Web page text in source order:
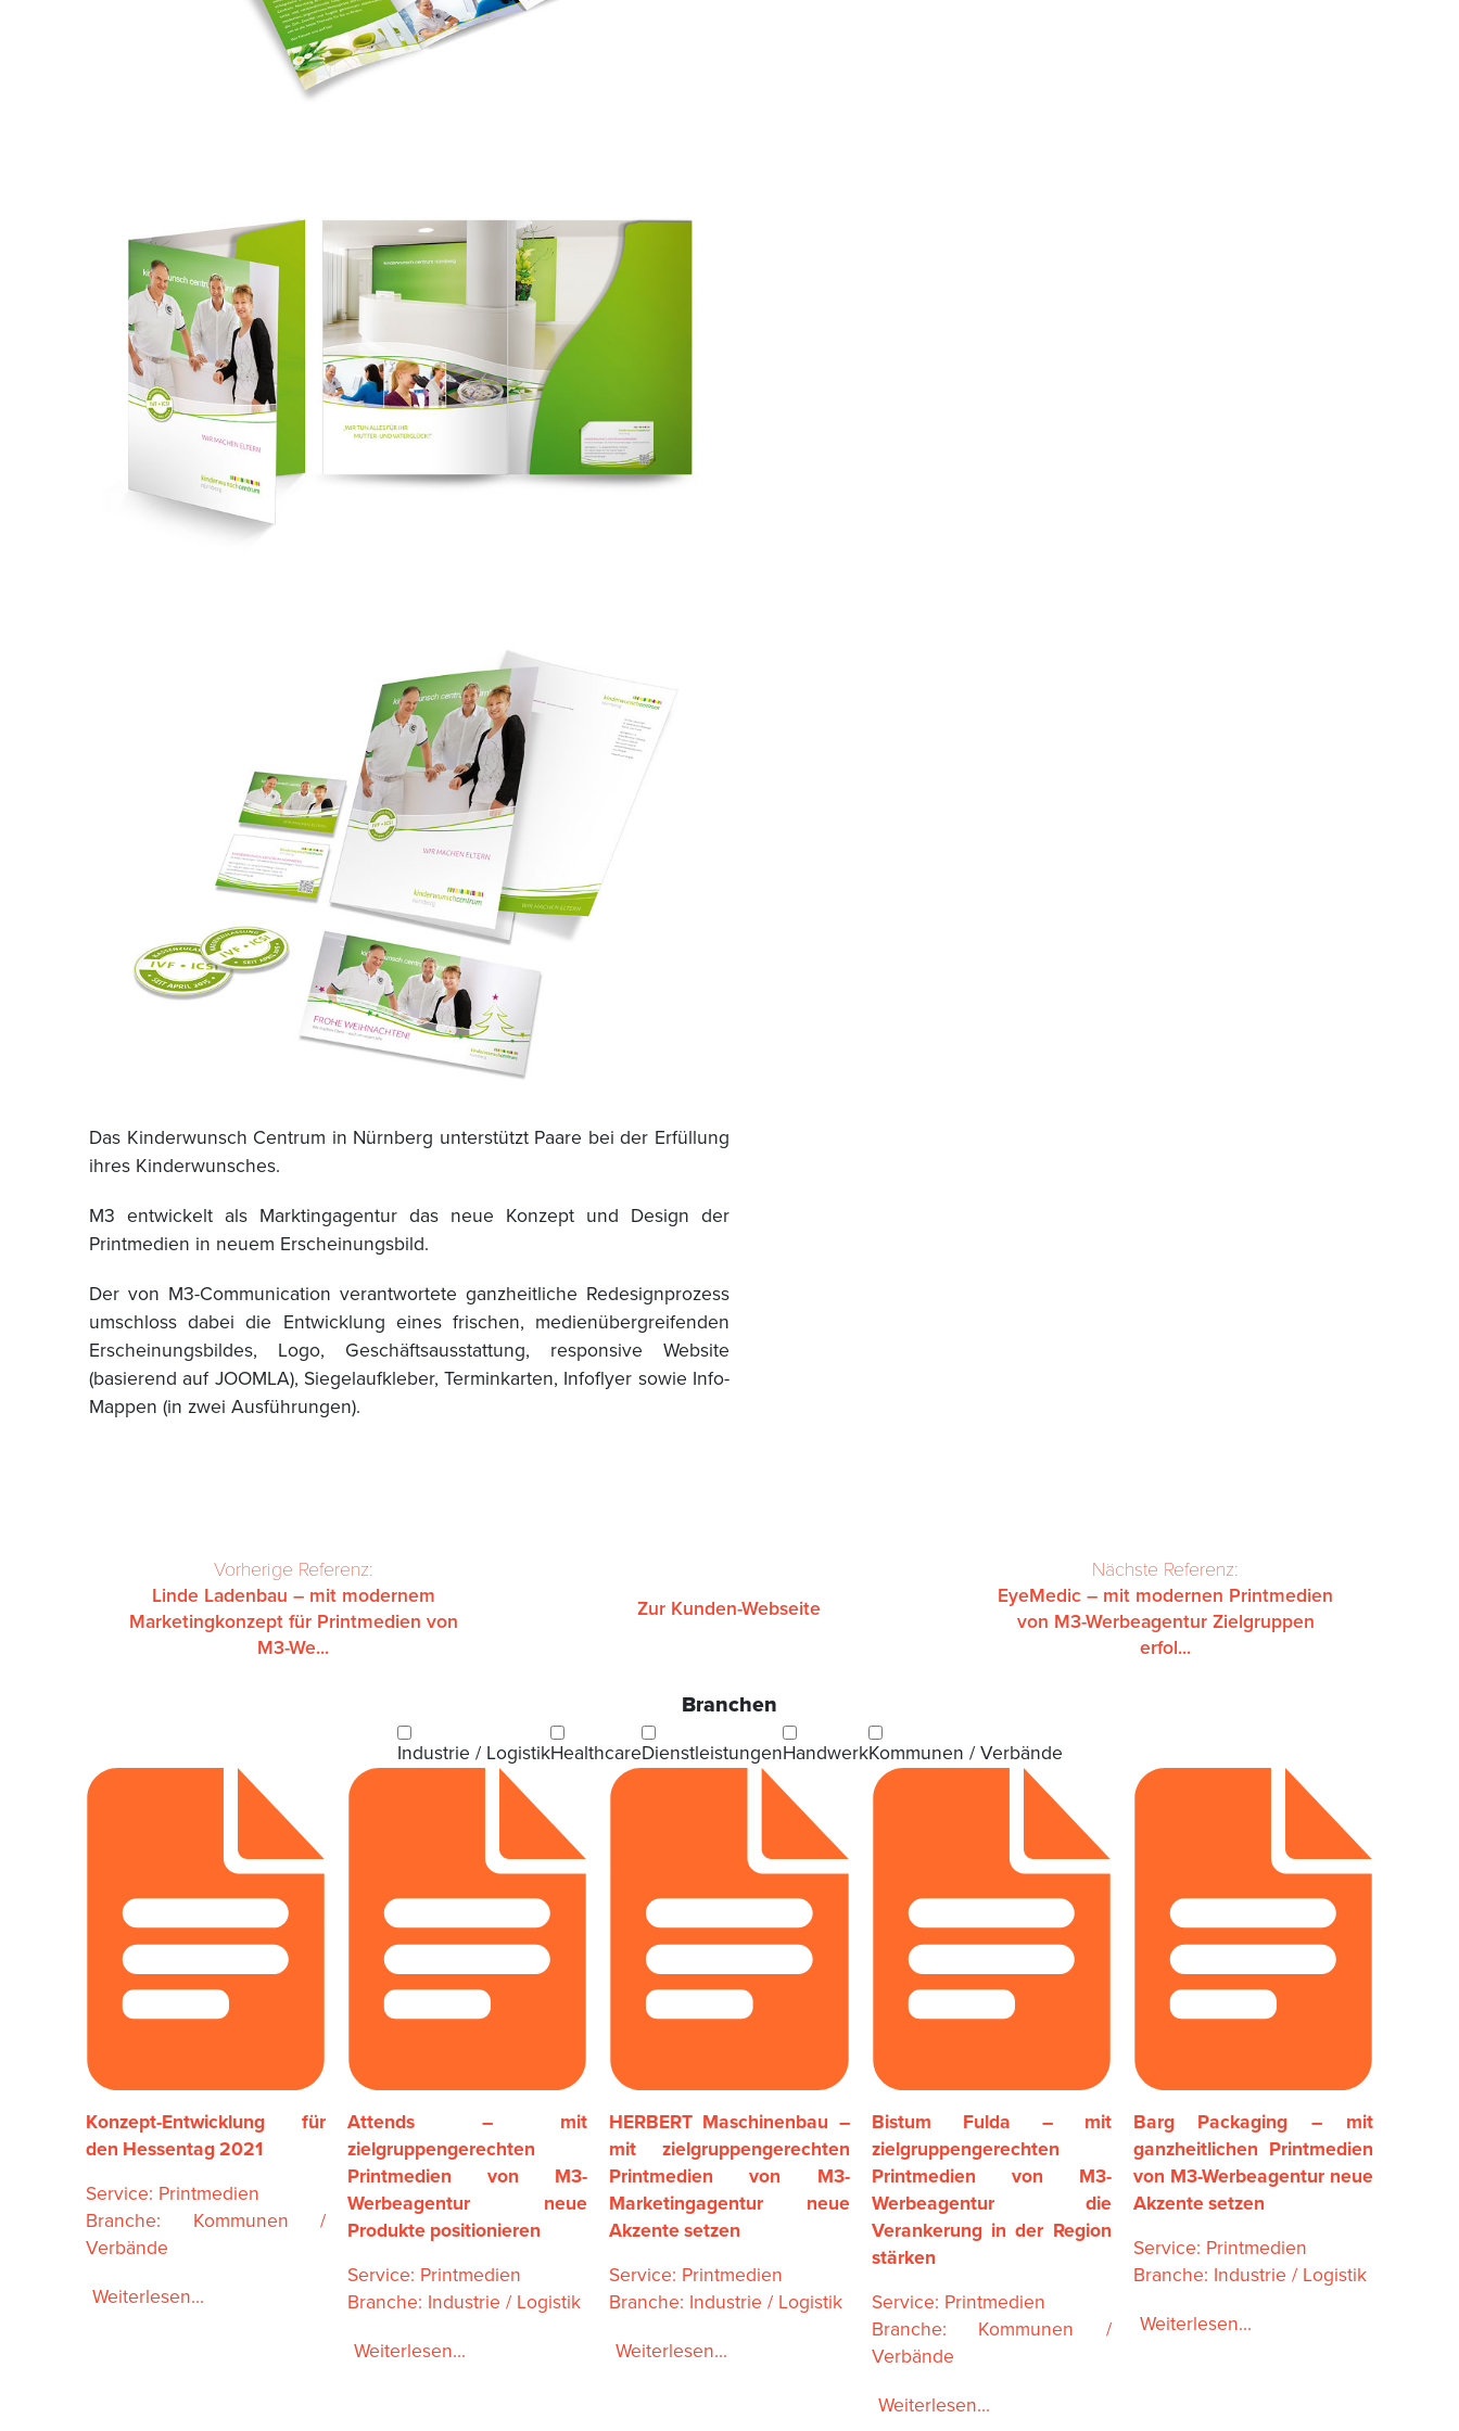
Das Kinderwunsch Centrum in Nürnberg unterstützt Paare bei der Erfüllung
ihres Kinderwunsches.
M3 entwickelt als Marktingagentur das neue Konzept und Design der
Printmedien in neuem Erscheinungsbild.
Der von M3-Communication verantwortete ganzheitliche Redesignprozess
umschloss dabei die Entwicklung eines frischen, medienübergreifenden
Erscheinungsbildes, Logo, Geschäftsausstattung, responsive Website
(basierend auf JOOMLA), Siegelaufkleber, Terminkarten, Infoflyer sowie Info-
Mappen (in zwei Ausführungen).
Vorherige Referenz:
Linde Ladenbau – mit modernem
Marketingkonzept für Printmedien von
M3-We...
Zur Kunden-Webseite
Nächste Referenz:
EyeMedic – mit modernen Printmedien
von M3-Werbeagentur Zielgruppen
erfol...
Branchen
Industrie / LogistikHealthcareDienstleistungenHandwerkKommunen / Verbände
Konzept-Entwicklung für
den Hessentag 2021
Service: Printmedien
Branche: Kommunen /
Verbände
Weiterlesen...
Attends – mit
zielgruppengerechten
Printmedien von M3-
Werbeagentur neue
Produkte positionieren
Service: Printmedien
Branche: Industrie / Logistik
Weiterlesen...
HERBERT Maschinenbau –
mit zielgruppengerechten
Printmedien von M3-
Marketingagentur neue
Akzente setzen
Service: Printmedien
Branche: Industrie / Logistik
Weiterlesen...
Bistum Fulda – mit
zielgruppengerechten
Printmedien von M3-
Werbeagentur die
Verankerung in der Region
stärken
Service: Printmedien
Branche: Kommunen /
Verbände
Weiterlesen...
Barg Packaging – mit
ganzheitlichen Printmedien
von M3-Werbeagentur neue
Akzente setzen
Service: Printmedien
Branche: Industrie / Logistik
Weiterlesen...